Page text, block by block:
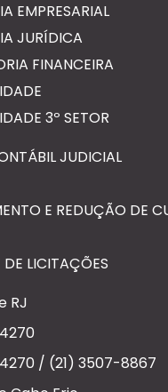
EMPRESARIAL
JURÍDICA
FINANCEIRA
3º SETOR
JUDICIAL
E REDUÇÃO DE
DE LICITAÇÕES
RJ
/ (21) 3507-8867